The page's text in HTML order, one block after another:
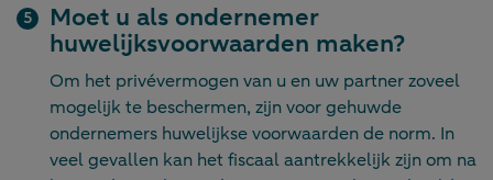
Moet u als ondernemer
huwelijksvoorwaarden maken?
Om het privévermogen van u en uw partner zoveel
mogelijk te beschermen, zijn voor gehuwde
ondernemers huwelijkse voorwaarden de norm. In
veel gevallen kan het fiscaal aantrekkelijk zijn om na